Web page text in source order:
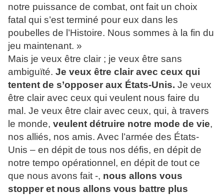
notre puissance de combat, ont fait un choix
fatal qui s’est terminé pour eux dans les
poubelles de l’Histoire. Nous sommes à la fin du
jeu maintenant. »
Mais je veux être clair ; je veux être sans
ambiguïté. Je veux être clair avec ceux qui
tentent de s’opposer aux États-Unis. Je veux
être clair avec ceux qui veulent nous faire du
mal. Je veux être clair avec ceux, qui, à travers
le monde, veulent détruire notre mode de vie,
nos alliés, nos amis. Avec l’armée des États-
Unis – en dépit de tous nos défis, en dépit de
notre tempo opérationnel, en dépit de tout ce
que nous avons fait -, nous allons vous
stopper et nous allons vous battre plus